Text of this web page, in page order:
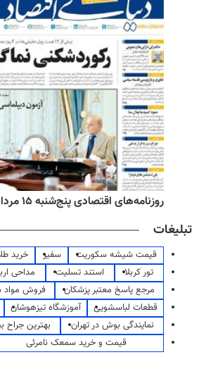
روزنامه‌های اقتصادی پنج‌شنبه ۱۵ مرداد ۱۴۰۵
تبلیغات
قیمت شیشه سکوریت سفیر خرید
تور کربلا
استند تسلیت مداحی
مرجع پاسخ معتبر پزشکان
فروش مواد
قطعات لباسشویی
آموزشگاه تیزهوشان
نمایندگی بوش در تهران
بهترین جراح
قیمت و خرید سمعک نامرئی